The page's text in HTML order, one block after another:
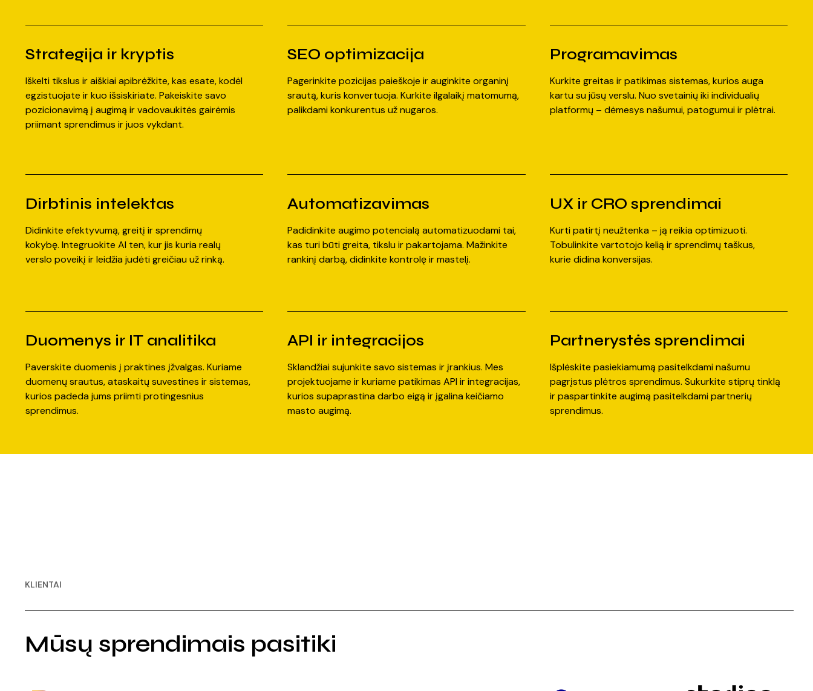
Strategija ir kryptis
Iškelti tikslus ir aiškiai apibrėžkite, kas esate, kodėl
egzistuojate ir kuo išsiskiriate. Pakeiskite savo
pozicionavimą į augimą ir vadovaukitės gairėmis
priimant sprendimus ir juos vykdant.
SEO optimizacija
Pagerinkite pozicijas paieškoje ir auginkite organinį
srautą, kuris konvertuoja. Kurkite ilgalaikį matomumą,
palikdami konkurentus už nugaros.
Programavimas
Kurkite greitas ir patikimas sistemas, kurios auga
kartu su jūsų verslu. Nuo svetainių iki individualių
platformų – dėmesys našumui, patogumui ir plėtrai.
Dirbtinis intelektas
Didinkite efektyvumą, greitį ir sprendimų
kokybę. Integruokite AI ten, kur jis kuria realų
verslo poveikį ir leidžia judėti greičiau už rinką.
Automatizavimas
Padidinkite augimo potencialą automatizuodami tai,
kas turi būti greita, tikslu ir pakartojama. Mažinkite
rankinį darbą, didinkite kontrolę ir mastelį.
UX ir CRO sprendimai
Kurti patirtį neužtenka – ją reikia optimizuoti.
Tobulinkite vartotojo kelią ir sprendimų taškus,
kurie didina konversijas.
Duomenys ir IT analitika
Paverskite duomenis į praktines įžvalgas. Kuriame
duomenų srautus, ataskaitų suvestines ir sistemas,
kurios padeda jums priimti protingesnius
sprendimus.
API ir integracijos
Sklandžiai sujunkite savo sistemas ir įrankius. Mes
projektuojame ir kuriame patikimas API ir integracijas,
kurios supaprastina darbo eigą ir įgalina keičiamo
masto augimą.
Partnerystės sprendimai
Išplėskite pasiekiamumą pasitelkdami našumu
pagrįstus plėtros sprendimus. Sukurkite stiprų tinklą
ir paspartinkite augimą pasitelkdami partnerių
sprendimus.
KLIENTAI
Mūsų sprendimais pasitiki